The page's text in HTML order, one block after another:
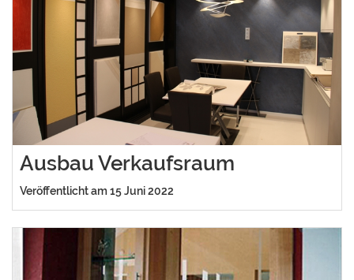
Ausbau Verkaufsraum
Veröffentlicht am 15 Juni 2022